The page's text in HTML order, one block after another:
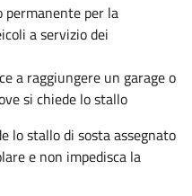
permanente per la
a servizio dei
a raggiungere un garage o
si chiede lo stallo
lo stallo di sosta assegnato
e non impedisca la